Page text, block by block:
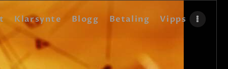
Klarsynte Blogg Betaling Vipps